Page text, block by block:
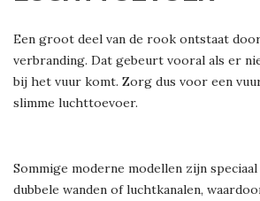
Een groot deel van de rook ontstaat
verbranding. Dat gebeurt vooral als er
bij het vuur komt. Zorg dus voor een
slimme luchttoevoer.
Sommige moderne modellen zijn
dubbele wanden of luchtkanalen,